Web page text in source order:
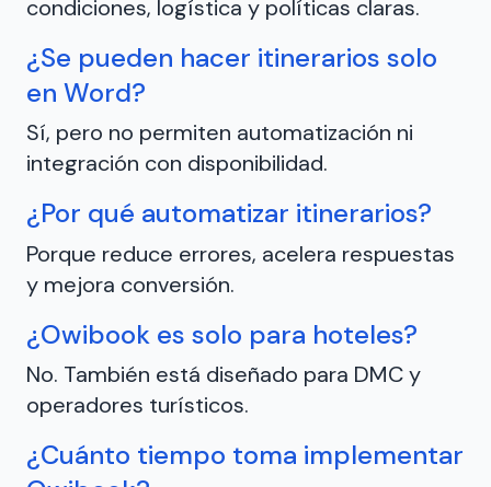
condiciones, logística y políticas claras.
¿Se pueden hacer itinerarios solo
en Word?
Sí, pero no permiten automatización ni
integración con disponibilidad.
¿Por qué automatizar itinerarios?
Porque reduce errores, acelera respuestas
y mejora conversión.
¿Owibook es solo para hoteles?
No. También está diseñado para DMC y
operadores turísticos.
¿Cuánto tiempo toma implementar